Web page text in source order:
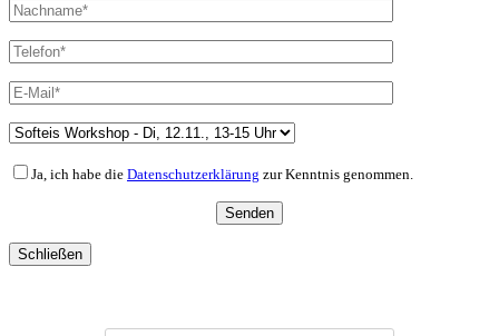
Ja, ich habe die Datenschutzerklärung zur Kenntnis genommen.
Schließen